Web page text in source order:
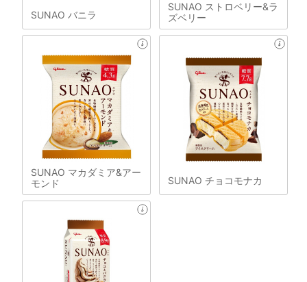
SUNAO バニラ
SUNAO ストロベリー&ラ
ズベリー
SUNAO マカダミア&アー
モンド
SUNAO チョコモナカ